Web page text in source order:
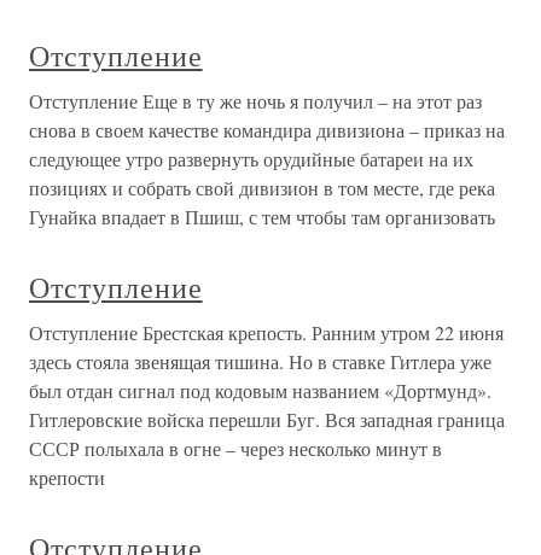
Отступление
Отступление Еще в ту же ночь я получил – на этот раз
снова в своем качестве командира дивизиона – приказ на
следующее утро развернуть орудийные батареи на их
позициях и собрать свой дивизион в том месте, где река
Гунайка впадает в Пшиш, с тем чтобы там организовать
Отступление
Отступление Брестская крепость. Ранним утром 22 июня
здесь стояла звенящая тишина. Но в ставке Гитлера уже
был отдан сигнал под кодовым названием «Дортмунд».
Гитлеровские войска перешли Буг. Вся западная граница
СССР полыхала в огне – через несколько минут в
крепости